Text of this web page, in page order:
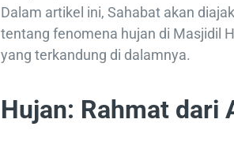
Dalam artikel ini, Sahabat akan
tentang fenomena hujan di Masjidil
yang terkandung di dalamnya.
Hujan: Rahmat dari